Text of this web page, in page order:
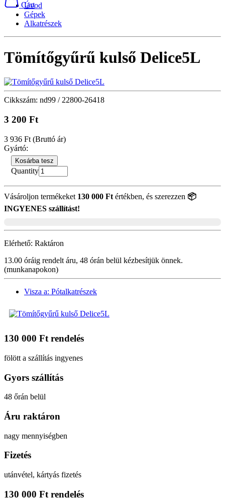
Cart
Úvod
Gépek
Alkatrészek
Tömítőgyűrű kulső Delice5L
Cikkszám: nd99 / 22800-26418
3 200 Ft
3 936 Ft (Bruttó ár)
Gyártó:
Kosárba tesz
Quantity
Vásároljon termékeket 130 000 Ft értékben, és szerezzen 📦
INGYENES szállítást!
Elérhető: Raktáron
13.00 óráig rendelt áru, 48 órán belül kézbesítjük önnek.
(munkanapokon)
Visza a: Pótalkatrészek
130 000 Ft rendelés
fölött a szállítás ingyenes
Gyors szállítás
48 őrán belül
Áru raktáron
nagy mennyiségben
Fizetés
utánvétel, kártyás fizetés
130 000 Ft rendelés